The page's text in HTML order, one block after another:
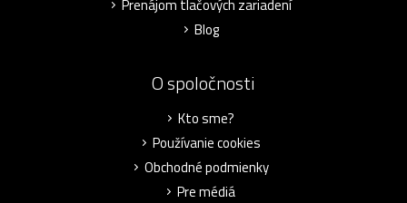
Prenájom tlačových zariadení
Blog
O spoločnosti
Kto sme?
Používanie cookies
Obchodné podmienky
Pre médiá